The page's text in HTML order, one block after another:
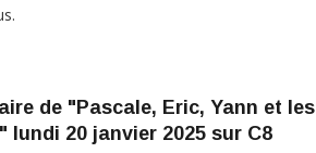
de "Pascale, Eric, Yann et les
lundi 20 janvier 2025 sur C8